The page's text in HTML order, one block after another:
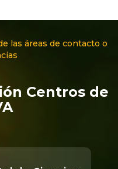
las áreas de contacto o
Centros de